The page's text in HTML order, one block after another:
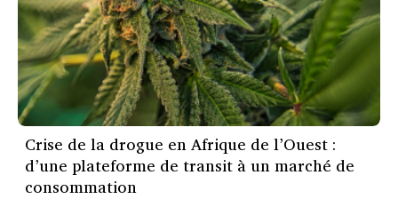
Crise de la drogue en Afrique de l’Ouest :
d’une plateforme de transit à un marché de
consommation